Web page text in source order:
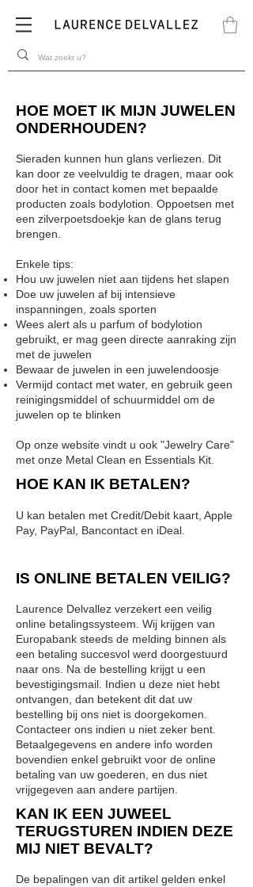
HOE MOET IK MIJN JUWELEN
ONDERHOUDEN?
Sieraden kunnen hun glans verliezen. Dit
kan door ze veelvuldig te dragen, maar ook
door het in contact komen met bepaalde
producten zoals bodylotion. Oppoetsen met
een zilverpoetsdoekje kan de glans terug
brengen.
Enkele tips:
Hou uw juwelen niet aan tijdens het slapen
Doe uw juwelen af bij intensieve
inspanningen, zoals sporten
Wees alert als u parfum of bodylotion
gebruikt, er mag geen directe aanraking zijn
met de juwelen
Bewaar de juwelen in een juwelendoosje
Vermijd contact met water, en gebruik geen
reinigingsmiddel of schuurmiddel om de
juwelen op te blinken
Op onze website vindt u ook "Jewelry Care"
met onze Metal Clean en Essentials Kit.
HOE KAN IK BETALEN?
U kan betalen met Credit/Debit kaart, Apple
Pay, PayPal, Bancontact en iDeal.
IS ONLINE BETALEN VEILIG?
Laurence Delvallez verzekert een veilig
online betalingssysteem. Wij krijgen van
Europabank steeds de melding binnen als
een betaling succesvol werd doorgestuurd
naar ons. Na de bestelling krijgt u een
bevestigingsmail. Indien u deze niet hebt
ontvangen, dan betekent dit dat uw
bestelling bij ons niet is doorgekomen.
Contacteer ons indien u niet zeker bent.
Betaalgegevens en andere info worden
bovendien enkel gebruikt voor de online
betaling van uw goederen, en dus niet
vrijgegeven aan andere partijen.
KAN IK EEN JUWEEL
TERUGSTUREN INDIEN DEZE
MIJ NIET BEVALT?
De bepalingen van dit artikel gelden enkel